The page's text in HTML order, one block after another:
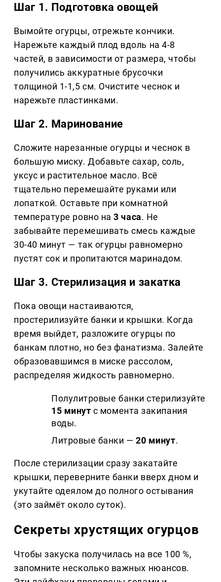
Шаг 1. Подготовка овощей
Вымойте огурцы, отрежьте кончики.
Нарежьте каждый плод вдоль на 4-8
частей, в зависимости от размера, чтобы
получились аккуратные брусочки
толщиной 1-1,5 см. Очистите чеснок и
нарежьте пластинками.
Шаг 2. Маринование
Сложите нарезанные огурцы и чеснок в
большую миску. Добавьте сахар, соль,
уксус и растительное масло. Всё
тщательно перемешайте руками или
лопаткой. Оставьте при комнатной
температуре ровно на3 часа. Не
забывайте перемешивать смесь каждые
30-40 минут — так огурцы равномерно
пустят сок и пропитаются маринадом.
Шаг 3. Стерилизация и закатка
Пока овощи настаиваются,
простерилизуйте банки и крышки. Когда
время выйдет, разложите огурцы по
банкам плотно, но без фанатизма. Залейте
образовавшимся в миске рассолом,
распределяя жидкость равномерно.
Полулитровые банки стерилизуйте
15 минут с момента закипания
воды.
Литровые банки —20 минут.
После стерилизации сразу закатайте
крышки, переверните банки вверх дном и
укутайте одеялом до полного остывания
(это займёт около суток).
Секреты хрустящих огурцов
Чтобы закуска получилась на все 100 %,
запомните несколько важных нюансов.